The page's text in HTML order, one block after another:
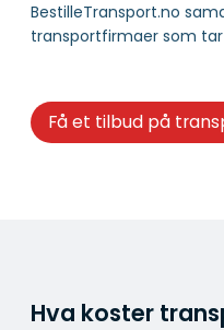
BestilleTransport.no
transportfirmaer som
Få et tilbud på
Hva koster